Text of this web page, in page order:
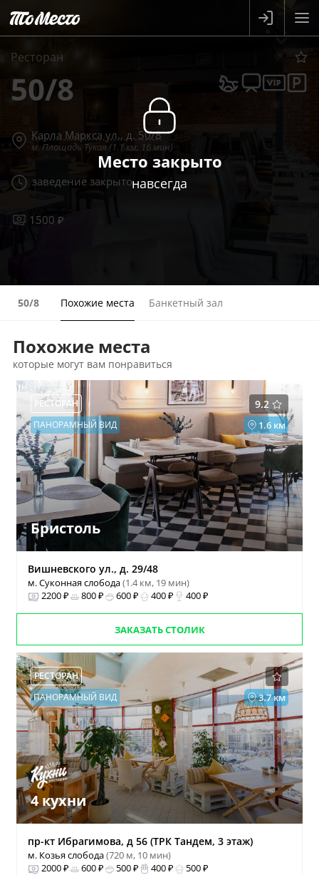
Ресторан
50/8
Карла Маркса ул., д. 50/8
м. Площадь Тукая (1.1 км, 16 мин)
заведение закрыто
1500 ₽
Место закрыто
навсегда
50/8 Похожие места Банкетный зал
Похожие места
которые могут вам понравиться
9.2
РЕСТОРАН
1.6 км
ПАНОРАМНЫЙ ВИД
Бристоль
Вишневского ул., д. 29/48
м. Суконная слобода(1.4 км, 19 мин)
2200 ₽
800 ₽ 600 ₽ 400 ₽ 400 ₽
ЗАКАЗАТЬ СТОЛИК
РЕСТОРАН
3.7 км
ПАНОРАМНЫЙ ВИД
4 кухни
пр-кт Ибрагимова, д 56 (ТРК Тандем, 3 этаж)
м. Козья слобода(720 м, 10 мин)
2000 ₽
600 ₽ 500 ₽ 400 ₽ 500 ₽